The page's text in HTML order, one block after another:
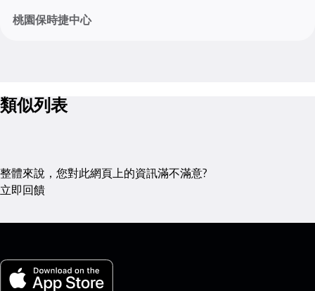
桃園保時捷中心
類似列表
整體來說，您對此網頁上的資訊滿不滿意?
立即回饋